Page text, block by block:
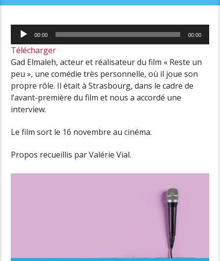
Lecteur
audio
00:00 00:00
Télécharger
Gad Elmaleh, acteur et réalisateur du film « Reste un
peu », une comédie très personnelle, où il joue son
propre rôle. Il était à Strasbourg, dans le cadre de
l’avant-première du film et nous a accordé une
interview.
Le film sort le 16 novembre au cinéma.
Propos recueillis par Valérie Vial.